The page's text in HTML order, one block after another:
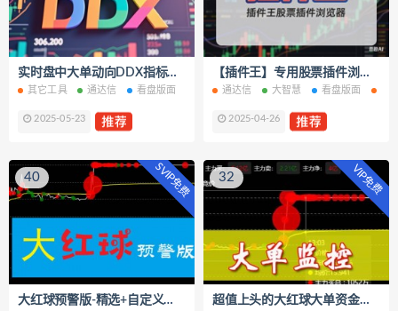
实时盘中大单动向DDX指标插件
其它工具 通达信 看盘版面
2025-05-23
【插件王】专用股票插件浏览器
通达信 大智慧 看盘版面
2025-04-26
40 SVIP免费
大红球预警版-精选+自定义板块监控
32 VIP免费
超值上头的大红球大单资金监控插件